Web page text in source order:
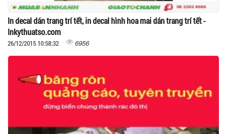
In decal dán trang trí tết, in decal hình hoa mai dán trang trí tết -
Inkythuatso.com
26/12/2015 10:58:32 6956